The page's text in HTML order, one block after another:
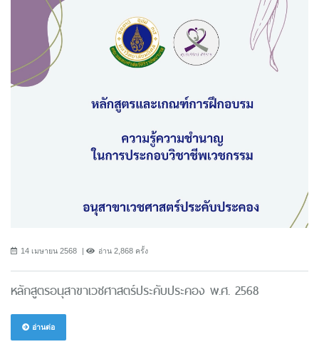
14 เมษายน 2568 อ่าน 2,868 ครั้ง
หลักสูตรอนุสาขาเวชศาสตร์ประคับประคอง พ.ศ. 2568
อ่านต่อ